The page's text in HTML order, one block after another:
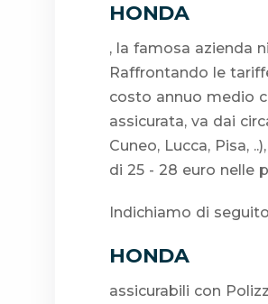
HONDA
, la famosa azienda
Raffrontando le
costo annuo medio
assicurata, va dai
Cuneo, Lucca, Pisa,
di 25 - 28 euro nelle
Indichiamo di
HONDA
assicurabili con